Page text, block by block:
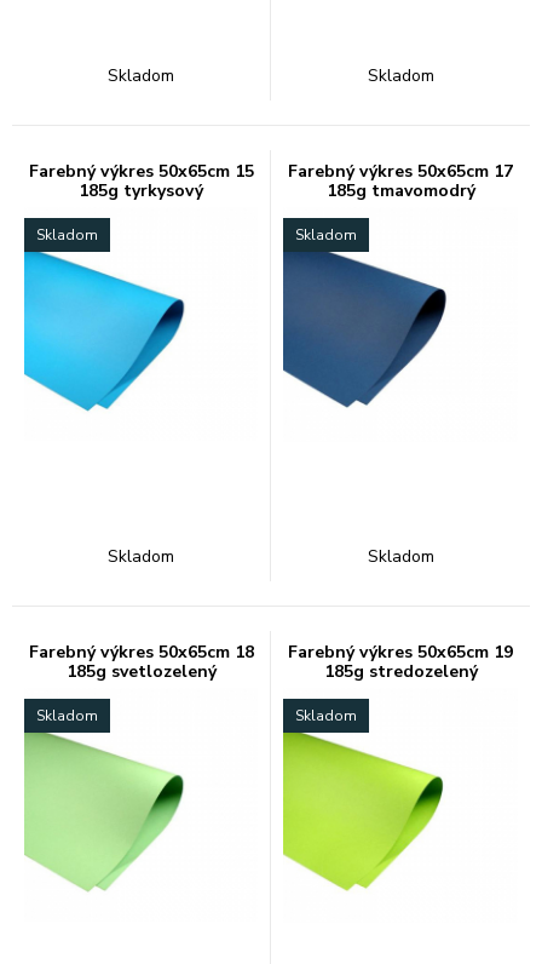
Skladom Skladom
Farebný výkres 50x65cm 15
185g tyrkysový
Skladom
Skladom
Farebný výkres 50x65cm 17
185g tmavomodrý
Skladom
Skladom
Farebný výkres 50x65cm 18
185g svetlozelený
Skladom
Farebný výkres 50x65cm 19
185g stredozelený
Skladom